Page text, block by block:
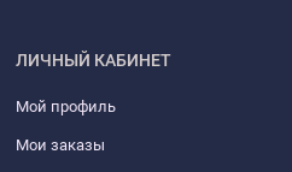
ЛИЧНЫЙ КАБИНЕТ
Мой профиль
Мои заказы